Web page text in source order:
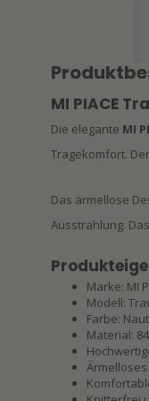
MI PIACE
Die elegante MI
Tragekomfort.
Das ärmellose
Ausstrahlung.
Marke: MI
Modell:
Farbe:
Material: